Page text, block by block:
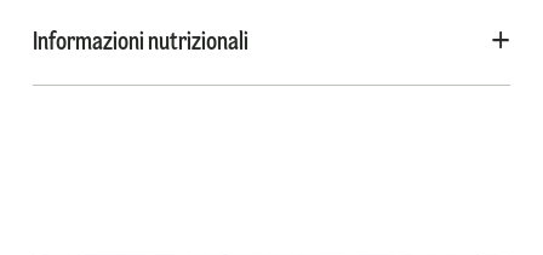
Informazioni nutrizionali